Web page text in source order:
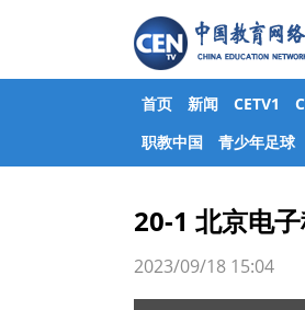
首页 新闻 CETV1
职教中国
青少年足球
20-1 北京电
2023/09/18 15:04